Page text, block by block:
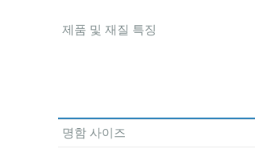
제품 및 재질 특징
명함 사이즈